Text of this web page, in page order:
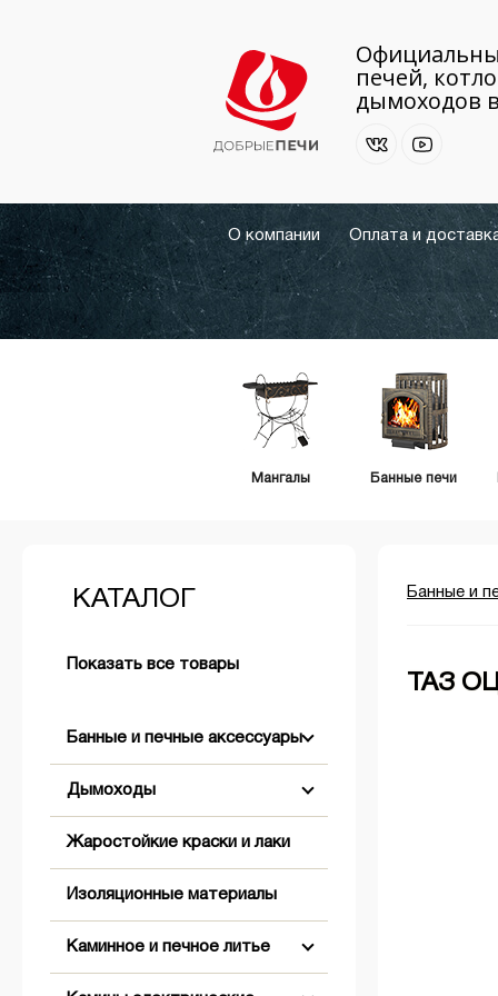
печей,
дымоходов
О компании Оплата и
Мангалы Банные печи
КАТАЛОГ
Показать все товары
Банные и печные аксессуары
Аксессуары для розжига
Бондарные изделия
Абажуры
Двери банные
Дымоходы
Двустенные (Сэндвич)
Коническое окончание
Оголовки
Комплектующие для дымохода
Заглушки
Жаростойкие краски и лаки
Изоляционные материалы
Каминное и печное литье
Банные и
ТАЗ